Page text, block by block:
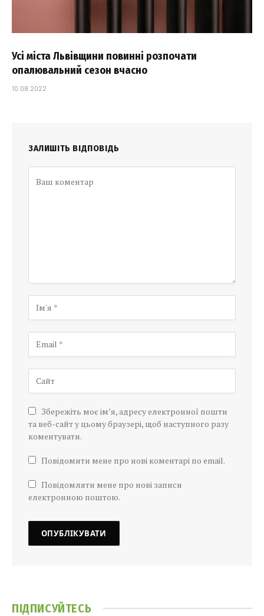
Усі міста Львівщини повинні розпочати
опалювальний сезон вчасно
10.08.2022
ЗАЛИШІТЬ ВІДПОВІДЬ
Збережіть моє ім’я, адресу електронної пошти
та веб-сайт у цьому браузері, щоб наступного разу
коментувати.
Повідомити мене про нові коментарі по email.
Повідомляти мене про нові записи
електронною поштою.
ПІДПИСУЙТЕСЬ